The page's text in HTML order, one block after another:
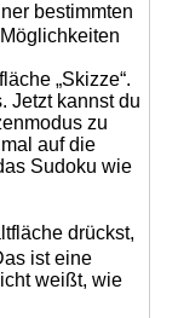
bestimmten
„Skizze“.
Jetzt kannst du
zu
auf die
Sudoku wie
drückst,
ist eine
weißt, wie